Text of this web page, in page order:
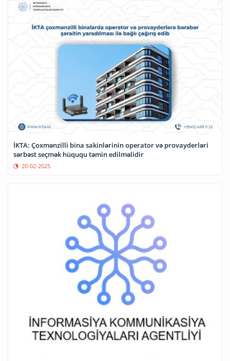
İKTA: Çoxmənzilli bina sakinlərinin operator və provayderləri
sərbəst seçmək hüququ təmin edilməlidir
20-02-2025